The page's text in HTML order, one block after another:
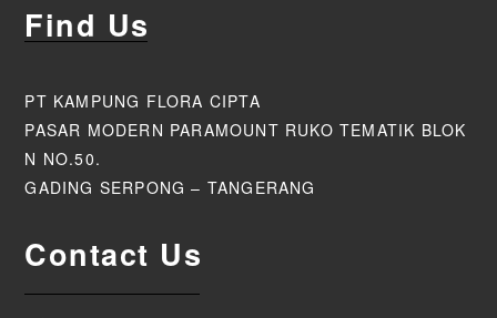
Find Us
PT KAMPUNG FLORA CIPTA
PASAR MODERN PARAMOUNT RUKO TEMATIK BLOK
N NO.50.
GADING SERPONG – TANGERANG
Contact Us